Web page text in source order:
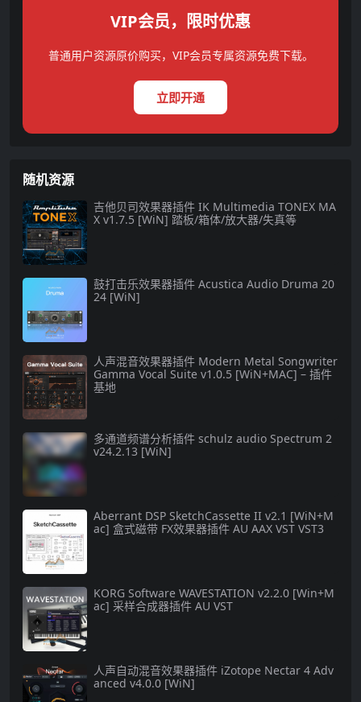
VIP会员，限时优惠
普通用户资源原价购买，VIP会员专属资源免费下载。
立即开通
随机资源
吉他贝司效果器插件 IK Multimedia TONEX MA
X v1.7.5 [WiN] 踏板/箱体/放大器/失真等
鼓打击乐效果器插件 Acustica Audio Druma 20
24 [WiN]
人声混音效果器插件 Modern Metal Songwriter
Gamma Vocal Suite v1.0.5 [WiN+MAC] – 插件
基地
多通道频谱分析插件 schulz audio Spectrum 2
v24.2.13 [WiN]
Aberrant DSP SketchCassette II v2.1 [WiN+M
ac] 盒式磁带 FX效果器插件 AU AAX VST VST3
KORG Software WAVESTATION v2.2.0 [Win+M
ac] 采样合成器插件 AU VST
人声自动混音效果器插件 iZotope Nectar 4 Adv
anced v4.0.0 [WiN]